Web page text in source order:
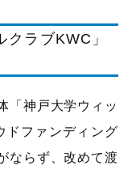
クラブKWC」
「神戸大学ウィッ
ドファンディング
ならず、改めて渡